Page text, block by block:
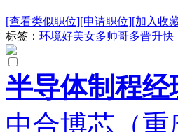
[查看类似职位][申请职位][加入收
标签： 环境好美女多帅哥多晋升快
半导体制程经
中合博芯（